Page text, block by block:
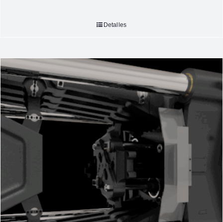
Detalles